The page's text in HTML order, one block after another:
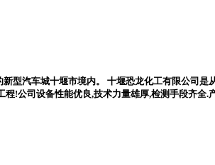
型汽车城十堰市境内。 十堰恐龙化工有限公司
!公司设备性能优良,技术力量雄厚,检测手段齐